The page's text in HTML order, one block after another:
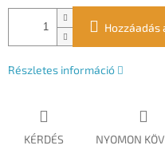
Hozzáadás
Részletes információ
KÉRDÉS NYOMON